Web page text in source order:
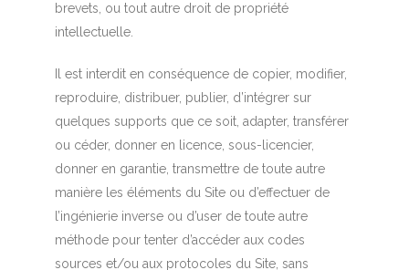
brevets, ou tout autre droit de propriété
intellectuelle.
Il est interdit en conséquence de copier, modifier,
reproduire, distribuer, publier, d’intégrer sur
quelques supports que ce soit, adapter, transférer
ou céder, donner en licence, sous-licencier,
donner en garantie, transmettre de toute autre
manière les éléments du Site ou d’effectuer de
l’ingénierie inverse ou d’user de toute autre
méthode pour tenter d’accéder aux codes
sources et/ou aux protocoles du Site, sans